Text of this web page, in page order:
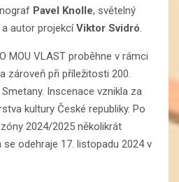
Pavel Knolle, světelný
a autor projekcíViktor Svidró
MOU VLAST proběhne v rámci
zároveň při příležitosti 200.
Inscenace vznikla za
kultury České republiky. Po
2024/2025 několikrát
odehraje 17. listopadu 2024 v